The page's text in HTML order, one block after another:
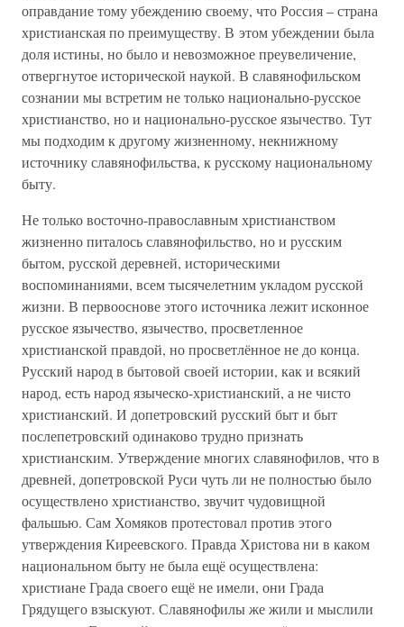
оправдание тому убеждению своему, что Россия – страна
христианская по преимуществу. В этом убеждении была
доля истины, но было и невозможное преувеличение,
отвергнутое исторической наукой. В славянофильском
сознании мы встретим не только национально-русское
христианство, но и национально-русское язычество. Тут
мы подходим к другому жизненному, некнижному
источнику славянофильства, к русскому национальному
быту.
Не только восточно-православным христианством
жизненно питалось славянофильство, но и русским
бытом, русской деревней, историческими
воспоминаниями, всем тысячелетним укладом русской
жизни. В первооснове этого источника лежит исконное
русское язычество, язычество, просветленное
христианской правдой, но просветлённое не до конца.
Русский народ в бытовой своей истории, как и всякий
народ, есть народ языческо-христианский, а не чисто
христианский. И допетровский русский быт и быт
послепетровский одинаково трудно признать
христианским. Утверждение многих славянофилов, что в
древней, допетровской Руси чуть ли не полностью было
осуществлено христианство, звучит чудовищной
фальшью. Сам Хомяков протестовал против этого
утверждения Киреевского. Правда Христова ни в каком
национальном быту не была ещё осуществлена:
христиане Града своего ещё не имели, они Града
Грядущего взыскуют. Славянофилы же жили и мыслили